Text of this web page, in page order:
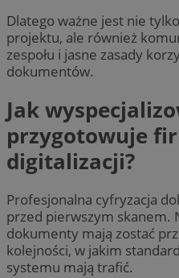
Dlatego ważne jest nie
projektu, ale również
zespołu i jasne zasady
dokumentów.
Jak
przygotowuje
digitalizacji?
Profesjonalna cyfryzacja
przed pierwszym skanem.
dokumenty mają zostać
kolejności, w jakim
systemu mają trafić.